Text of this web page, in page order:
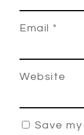
Email *
Website
Save